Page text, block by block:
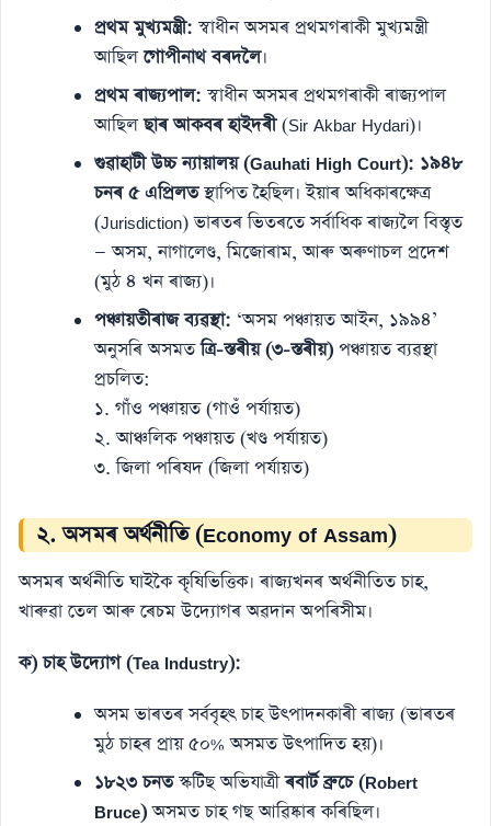
প্ৰথম মুখ্যমন্ত্ৰী: স্বাধীন অসমৰ প্ৰথমগৰাকী মুখ্যমন্ত্ৰী
আছিলগোপীনাথ বৰদলৈ।
প্ৰথম ৰাজ্যপাল: স্বাধীন অসমৰ প্ৰথমগৰাকী ৰাজ্যপাল
আছিলছাৰ আকবৰ হাইদৰী(Sir Akbar Hydari)।
গুৱাহাটী উচ্চ ন্যায়ালয় (Gauhati High Court): ১৯৪৮
চনৰ ৫ এপ্ৰিলতস্থাপিত হৈছিল। ইয়াৰ অধিকাৰক্ষেত্ৰ
(Jurisdiction) ভাৰতৰ ভিতৰতে সৰ্বাধিক ৰাজ্যলৈ বিস্তৃত
— অসম, নাগালেণ্ড, মিজোৰাম, আৰু অৰুণাচল প্ৰদেশ
(মুঠ ৪ খন ৰাজ্য)।
পঞ্চায়তীৰাজ ব্যৱস্থা: ‘অসম পঞ্চায়ত আইন, ১৯৯৪’
অনুসৰি অসমতত্ৰি-স্তৰীয় (৩-স্তৰীয়) পঞ্চায়ত ব্যৱস্থা
প্ৰচলিত:
১. গাঁও পঞ্চায়ত (গাওঁ পৰ্যায়ত)
২. আঞ্চলিক পঞ্চায়ত (খণ্ড পৰ্যায়ত)
৩. জিলা পৰিষদ (জিলা পৰ্যায়ত)
২. অসমৰ অৰ্থনীতি (Economy of Assam)
অসমৰ অৰ্থনীতি ঘাইকৈ কৃষিভিত্তিক। ৰাজ্যখনৰ অৰ্থনীতিত চাহ,
খাৰুৱা তেল আৰু ৰেচম উদ্যোগৰ অৱদান অপৰিসীম।
ক) চাহ উদ্যোগ (Tea Industry):
অসম ভাৰতৰ সৰ্ববৃহৎ চাহ উৎপাদনকাৰী ৰাজ্য (ভাৰতৰ
মুঠ চাহৰ প্ৰায় ৫০% অসমত উৎপাদিত হয়)।
১৮২৩ চনতস্কটিছ অভিযাত্ৰীৰবাৰ্ট ব্ৰুচে (Robert
Bruce)অসমত চাহ গছ আৱিষ্কাৰ কৰিছিল।